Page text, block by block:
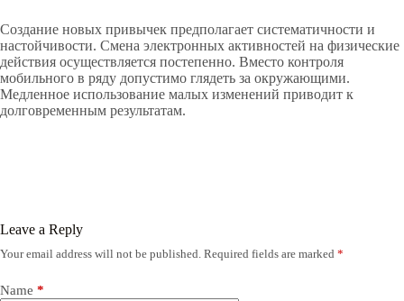
Создание новых привычек предполагает систематичности и
настойчивости. Смена электронных активностей на физические
действия осуществляется постепенно. Вместо контроля
мобильного в ряду допустимо глядеть за окружающими.
Медленное использование малых изменений приводит к
долговременным результатам.
Leave a Reply
Your email address will not be published. Required fields are marked *
Name *